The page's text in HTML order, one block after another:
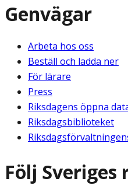
Genvägar
Arbeta hos oss
Beställ och ladda ner
För lärare
Press
Riksdagens öppna
Riksdagsbiblioteket
Följ Sveriges